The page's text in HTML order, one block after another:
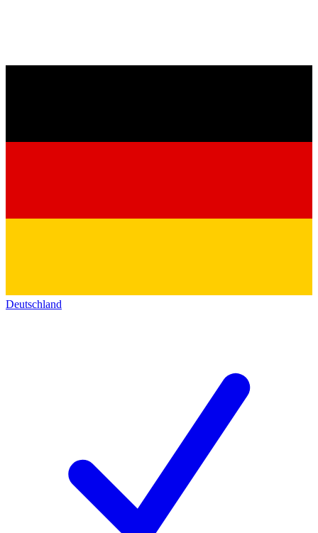
Deutschland